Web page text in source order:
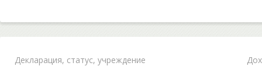
Декларация, статус, учреждение